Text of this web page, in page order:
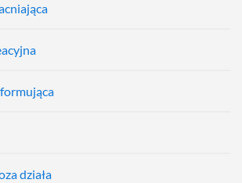
działa